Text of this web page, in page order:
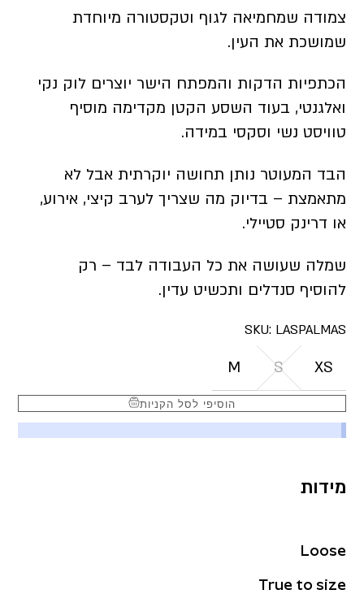
צמודה שמחמיאה לגוף וטקסטורה מיוחדת
שמושכת את העין.
הכתפיות הדקות והמפתח הישר יוצרים לוק נקי
ואלגנטי, בעוד השסע הקטן מקדימה מוסיף
טוויסט נשי וסקסי במידה.
הבד המעוטר נותן תחושה יוקרתית אבל לא
מתאמצת – בדיוק מה שצריך לערב קיצי, אירוע,
או דרינק סטיילי.
שמלה שעושה את כל העבודה לבד – רק
להוסיף סנדלים ותכשיט עדין.
SKU: LASPALMAS
XS
S
M
הוסיפי לסל הקניות
מידות
Loose
True to size